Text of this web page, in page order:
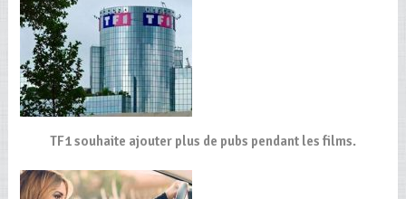
TF1 souhaite ajouter plus de pubs pendant les films.